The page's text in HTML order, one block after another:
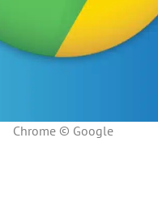
Chrome © Google